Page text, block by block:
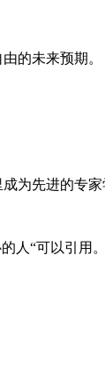
的未来预期。
为先进的专家
人“可以引用。